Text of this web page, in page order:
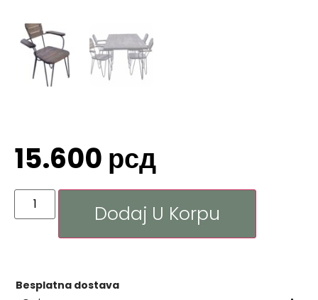
15.600 рсд
Dodaj U Korpu
Besplatna dostava